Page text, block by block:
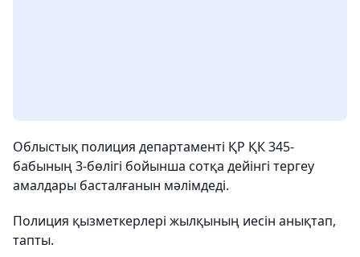
Облыстық полиция департаменті ҚР ҚК 345-
бабының 3-бөлігі бойынша сотқа дейінгі тергеу
амалдары басталғанын мәлімдеді.
Полиция қызметкерлері жылқының иесін анықтап,
тапты.